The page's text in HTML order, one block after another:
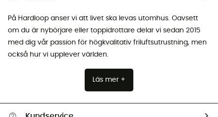
På Hardloop anser vi att livet ska levas utomhus. Oavsett
om du är nybörjare eller toppidrottare delar vi sedan 2015
med dig vår passion för högkvalitativ friluftsutrustning, men
också hur vi upplever världen.
Läs mer +